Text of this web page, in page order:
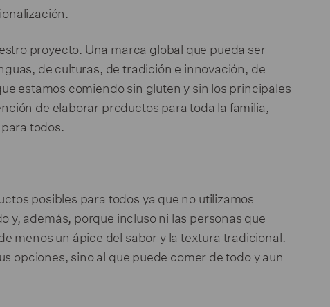
proyecto. Una marca global que pueda ser
de culturas, de tradición e innovación, de
estamos comiendo sin gluten y sin los principales
de elaborar productos para toda la familia,
todos.
posibles para todos ya que no utilizamos
y, además, porque incluso ni las personas que
menos un ápice del sabor y la textura tradicional.
opciones, sino al que puede comer de todo y aun